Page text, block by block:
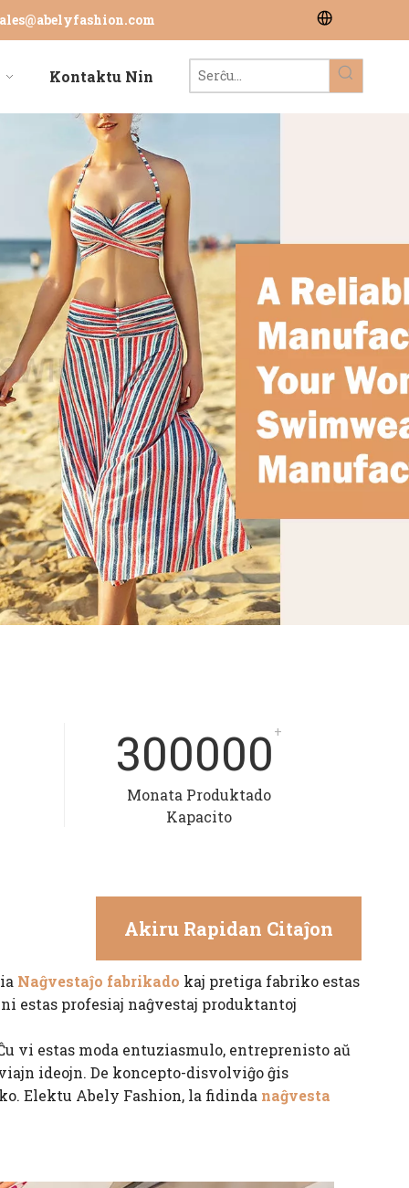
Kontaktu Nin
300000 +
Monata Produktado
Kapacito
Akiru Rapidan Citaĵon
Naĝvestaĵo fabrikado kaj pretiga fabriko estas
estas profesiaj naĝvestaj produktantoj
vi estas moda entuziasmulo, entreprenisto aŭ
ideojn. De koncepto-disvolviĝo ĝis
Elektu Abely Fashion, la fidinda naĝvesta